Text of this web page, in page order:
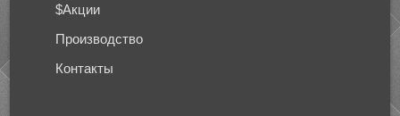
$Акции
Производство
Контакты